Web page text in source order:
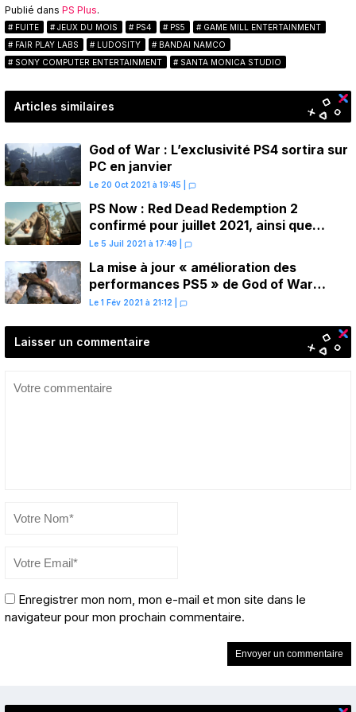
Publié dans PS Plus.
FUITE JEUX DU MOIS PS4 PS5
GAME MILL ENTERTAINMENT
FAIR PLAY LABS
LUDOSITY
BANDAI NAMCO
SONY COMPUTER ENTERTAINMENT
SANTA MONICA STUDIO
Articles similaires
God of War : L’exclusivité PS4 sortira sur
PC en janvier
Le 20 Oct 2021 à 19:45
PS Now : Red Dead Redemption 2
confirmé pour juillet 2021, ainsi que
d’autres jeux PS4
Le 5 Juil 2021 à 17:49
La mise à jour « amélioration des
performances PS5 » de God of War
lancée demain
Le 1 Fév 2021 à 21:12
Laisser un commentaire
Enregistrer mon nom, mon e-mail et mon site dans le
navigateur pour mon prochain commentaire.